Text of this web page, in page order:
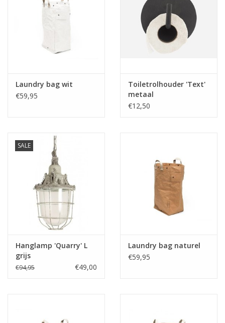
Laundry bag wit
€59,95
Toiletrolhouder 'Text'
metaal
€12,50
SALE
Hanglamp 'Quarry' L
grijs
€94,95 €49,00
Laundry bag naturel
€59,95